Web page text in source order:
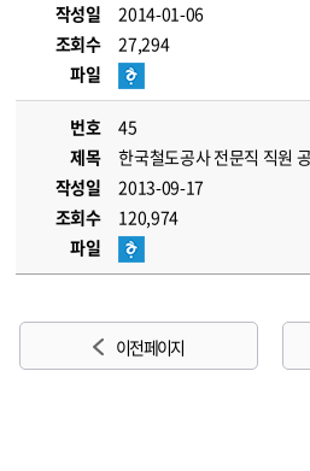
작성일
2014-01-06
조회수
27,294
파일
번호
45
제목
한국철도공사 전문직 직원
작성일
2013-09-17
조회수
120,974
파일
이전 페이지